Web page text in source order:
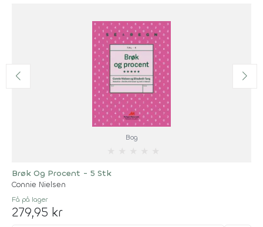
Bog
Brøk Og Procent - 5 Stk
Connie Nielsen
Få på lager
279,95 kr